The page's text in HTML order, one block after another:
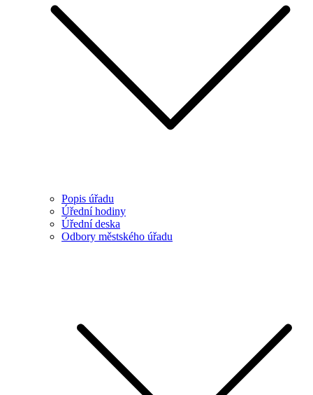
Popis úřadu
Úřední hodiny
Úřední deska
Odbory městského úřadu